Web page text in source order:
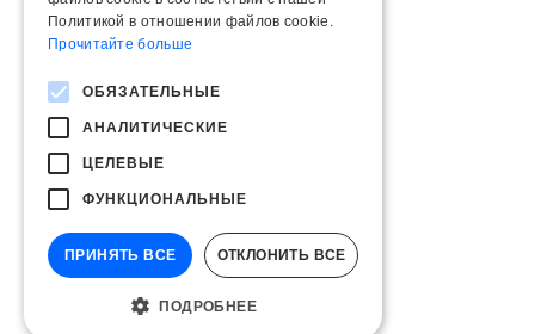
Политикой в ​​отношении файлов cookie.
Прочитайте больше
ОБЯЗАТЕЛЬНЫЕ
АНАЛИТИЧЕСКИЕ
ЦЕЛЕВЫЕ
ФУНКЦИОНАЛЬНЫЕ
ПРИНЯТЬ ВСЕ ОТКЛОНИТЬ ВСЕ
ПОДРОБНЕЕ